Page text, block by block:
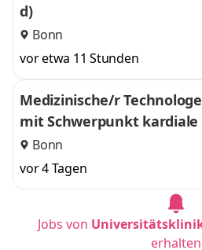
d)
Bonn
vor etwa 11 Stunden
Medizinische/r
mit Schwerpunkt
d) Bonn
vor 4 Tagen
Jobs von
erhalten